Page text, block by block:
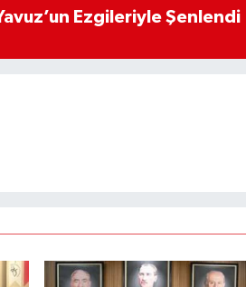
Ezgileriyle Şenlendi